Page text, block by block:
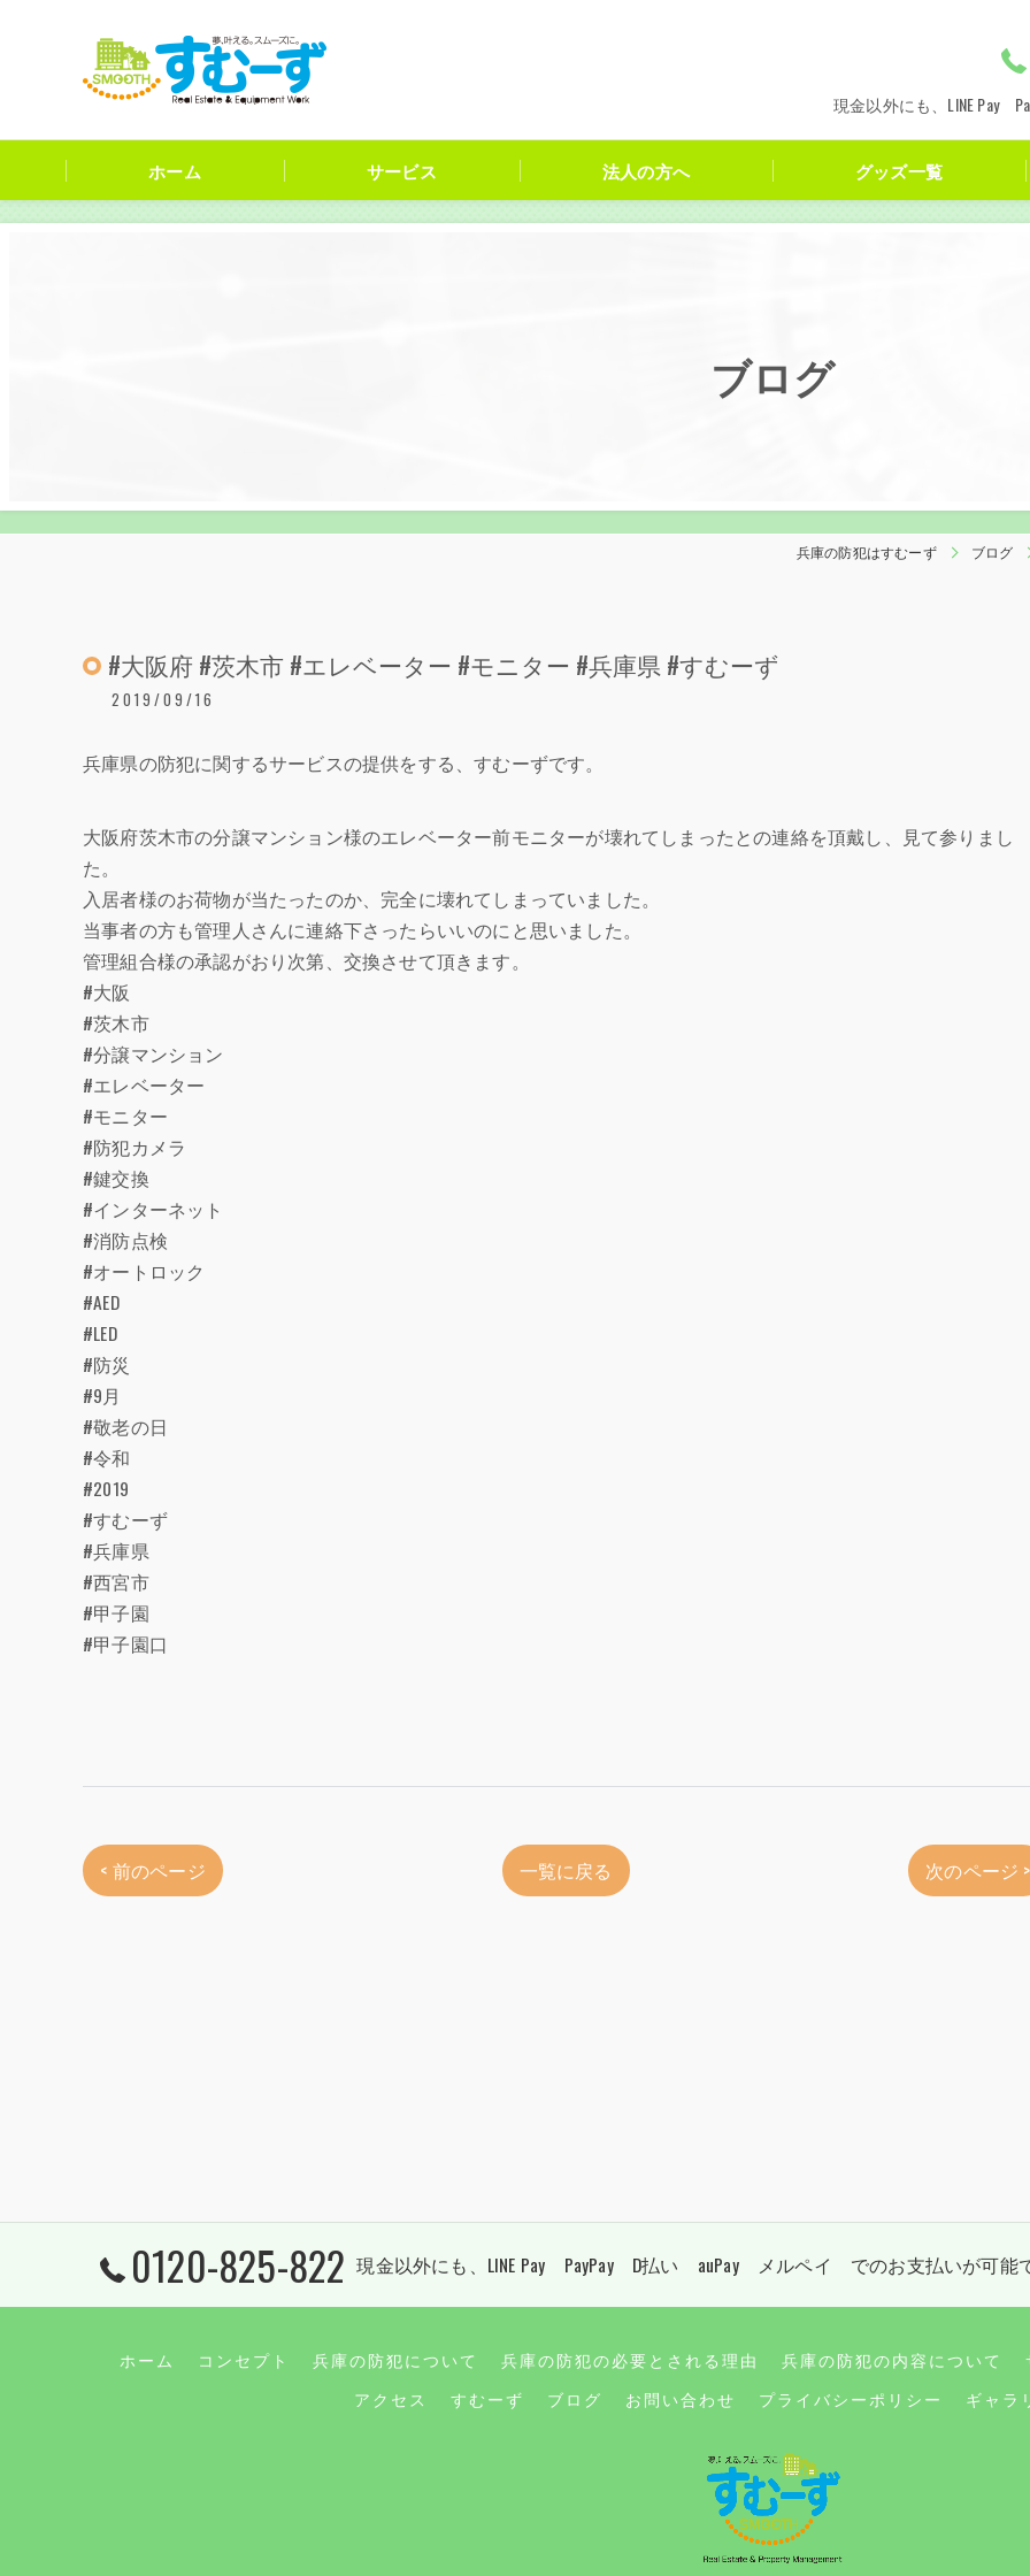
現金以外にも、LINE Pay
ホーム サービス 法人の方へ グッズ一覧
ブログ
兵庫の防犯はすむーず ブログ
#大阪府 #茨木市 #エレベーター #モニター #兵庫県 #すむーず
2019/09/16
兵庫県の防犯に関するサービスの提供をする、すむーずです。
大阪府茨木市の分譲マンション様のエレベーター前モニターが壊れてしまったとの連絡を頂戴し、見て参りまし
た。
入居者様のお荷物が当たったのか、完全に壊れてしまっていました。
当事者の方も管理人さんに連絡下さったらいいのにと思いました。
管理組合様の承認がおり次第、交換させて頂きます。
#大阪
#茨木市
#分譲マンション
#エレベーター
#モニター
#防犯カメラ
#鍵交換
#インターネット
#消防点検
#オートロック
#AED
#LED
#防災
#9月
#敬老の日
#令和
#2019
#すむーず
#兵庫県
#西宮市
#甲子園
#甲子園口
< 前のページ 一覧に戻る 次のページ >
0120-825-822 現金以外にも、LINE Pay PayPay D払い auPay メルペイ でのお支払いが可能
ホーム コンセプト 兵庫の防犯について 兵庫の防犯の必要とされる理由 兵庫の防犯の内容について
アクセス
すむーず ブログ お問い合わせ プライバシーポリシー ギャラ